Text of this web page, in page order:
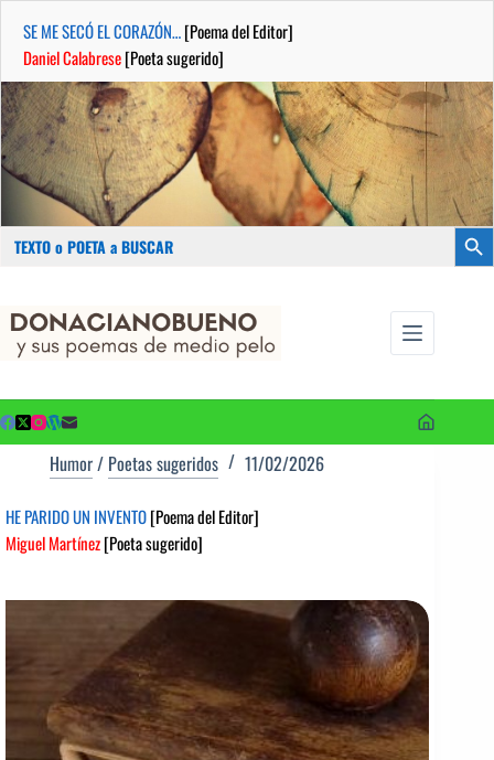
SE ME SECÓ EL CORAZÓN…[Poema del Editor]
Daniel Calabrese[Poeta sugerido]
Buscar:
contenido
Humor/ Poetas sugeridos 11/02/2026
HE PARIDO UN INVENTO[Poema del Editor]
Miguel Martínez[Poeta sugerido]